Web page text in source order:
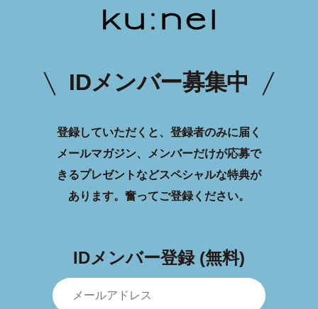
IDメンバー募集中
登録していただくと、登録者のみに届く
メールマガジン、メンバーだけが応募で
きるプレゼントなどスペシャルな特典が
あります。 奮ってご登録ください。
IDメンバー登録 (無料)